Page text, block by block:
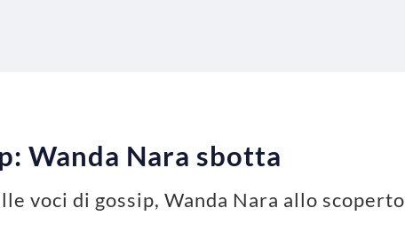
Wanda Nara sbotta
voci di gossip, Wanda Nara allo scoperto